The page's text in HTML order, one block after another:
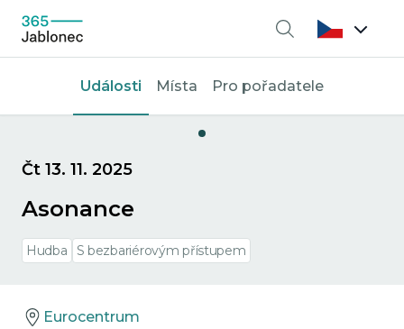
Vyhledávání
Události Místa Pro pořadatele
Čt 13. 11. 2025
Asonance
Hudba S bezbariérovým přístupem
Eurocentrum